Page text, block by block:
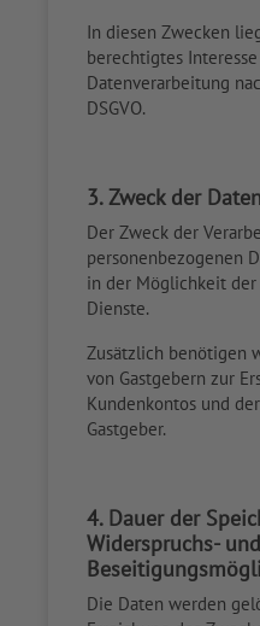
In diesen Zwecken
berechtigtes
Datenverarbeitung
DSGVO.
3. Zweck der
Der Zweck der
personenbezogenen
in der Möglichkeit
Dienste.
Zusätzlich benötigen
von Gastgebern zur
Kundenkontos und
Gastgeber.
4. Dauer der
Widerspruchs- und
Die Daten werden